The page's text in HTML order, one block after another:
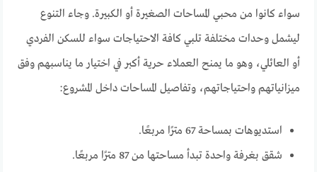
سواء كانوا من محبي المساحات الصغيرة أو الكبيرة. وجاء التنوع
ليشمل وحدات مختلفة تلبي كافة الاحتياجات سواء للسكن الفردي
أو العائلي، وهو ما يمنح العملاء حرية أكبر في اختيار ما يناسبهم وفق
ميزانياتهم واحتياجاتهم، وتفاصيل المساحات داخل المشروع:
استديوهات بمساحة 67 مترًا مربعًا.
شقق بغرفة واحدة تبدأ مساحتها من 87 مترًا مربعًا.